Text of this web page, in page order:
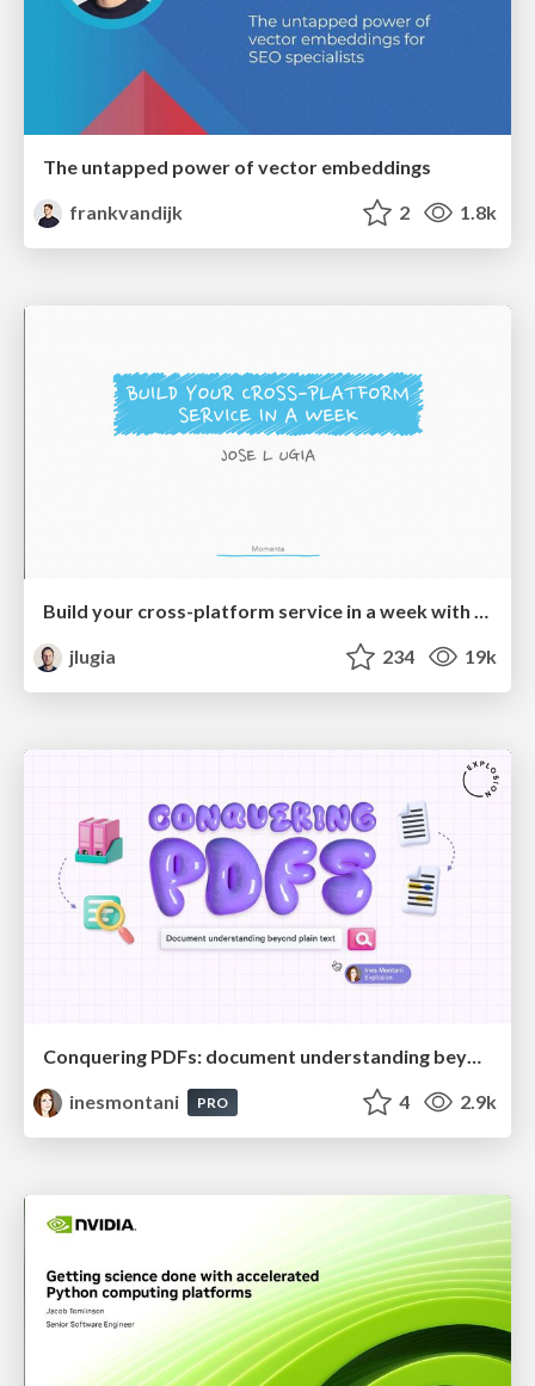
The untapped power of vector embeddings
frankvandijk
2 1.8k
Build your cross-platform service in a week with App Engine
jlugia
234 19k
inesmontani
PRO 4 2.9k